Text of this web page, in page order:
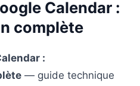
Calendar :
complète
:
— guide technique